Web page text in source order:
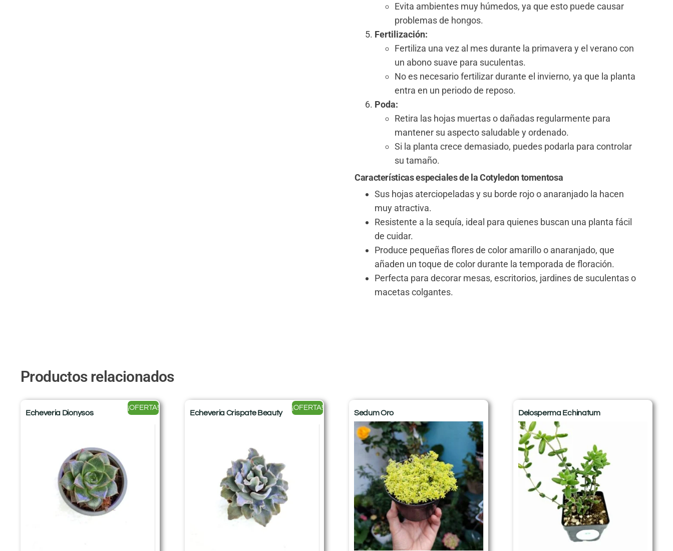
Evita ambientes muy húmedos, ya que esto puede causar
problemas de hongos.
Fertilización:
Fertiliza una vez al mes durante la primavera y el verano con
un abono suave para suculentas.
No es necesario fertilizar durante el invierno, ya que la planta
entra en un periodo de reposo.
Poda:
Retira las hojas muertas o dañadas regularmente para
mantener su aspecto saludable y ordenado.
Si la planta crece demasiado, puedes podarla para controlar
su tamaño.
Características especiales de la Cotyledon tomentosa
Sus hojas aterciopeladas y su borde rojo o anaranjado la hacen
muy atractiva.
Resistente a la sequía, ideal para quienes buscan una planta fácil
de cuidar.
Produce pequeñas flores de color amarillo o anaranjado, que
añaden un toque de color durante la temporada de floración.
Perfecta para decorar mesas, escritorios, jardines de suculentas o
macetas colgantes.
Productos relacionados
Echeveria Dionysos
¡OFERTA!
Echeveria Crispate Beauty
¡OFERTA!
Sedum Oro Delosperma Echinatum